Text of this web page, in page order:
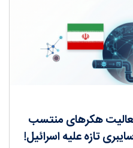
هکرهای منتسب
تازه علیه اسرائیل!